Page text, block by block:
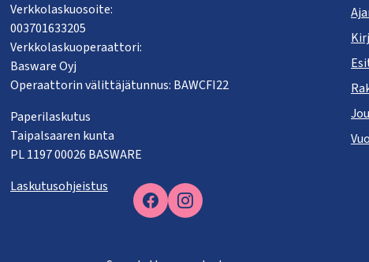
Facebook
Verkkolaskuosoite:
003701633205
Verkkolaskuoperaattori:
Basware Oyj
Operaattorin välittäjätunnus: BAWCFI22
Paperilaskutus
Taipalsaaren kunta
PL 1197 00026 BASWARE
Laskutusohjeistus